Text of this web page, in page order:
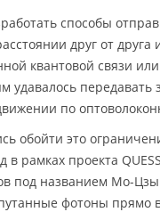
способы
друг от
квантовой связи
удавалось
по
обойти это
в рамках проекта
под названием Мо-
фотоны прямо